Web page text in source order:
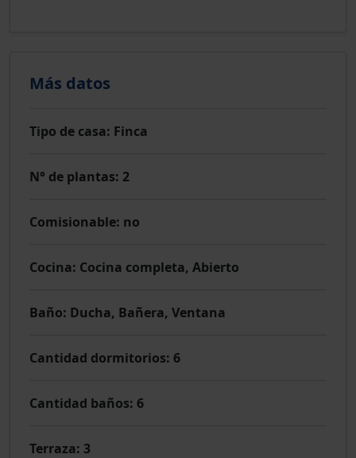
Más datos
Tipo de casa: Finca
N° de plantas: 2
Comisionable: no
Cocina: Cocina completa, Abierto
Baño: Ducha, Bañera, Ventana
Cantidad dormitorios: 6
Cantidad baños: 6
Terraza: 3